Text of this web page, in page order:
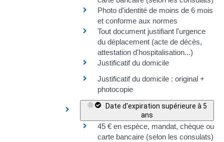
Photo d'identité de moins de 6 mois
et conforme aux normes
Tout document justifiant l'urgence
du déplacement (acte de décès,
attestation d'hospitalisation...)
Justificatif du domicile
Justificatif du domicile : original +
photocopie
Date d'expiration supérieure à 5
ans
45 € en espèce, mandat, chèque ou
carte bancaire (selon les consulats)